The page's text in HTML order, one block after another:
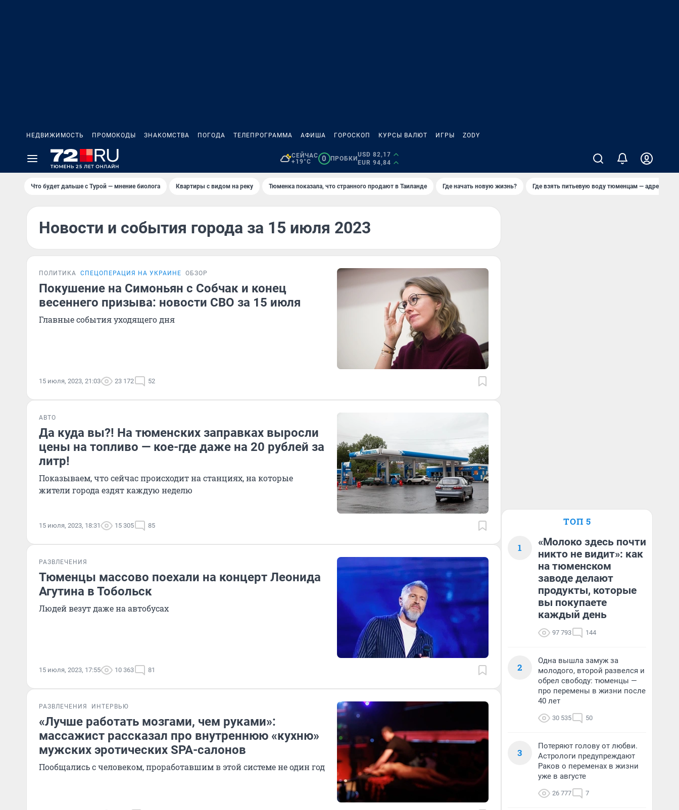
НЕДВИЖИМОСТЬ ПРОМОКОДЫ ЗНАКОМСТВА ПОГОДА ТЕЛЕПРОГРАММА АФИША ГОРОСКОП КУРСЫ ВАЛЮТ ИГРЫ ZODY
СЕЙЧАС
+19°C
0 ПРОБКИ
USD 82,17
EUR 94,84
Что будет дальше с Турой — мнение биолога Квартиры с видом на реку Тюменка показала, что странного продают в Таиланде Где начать новую жизнь? Где взять питьевую воду тюменцам — адреса
Новости и события города за 15 июля 2023
ПОЛИТИКА СПЕЦОПЕРАЦИЯ НА УКРАИНЕ ОБЗОР
Покушение на Симоньян с Собчак и конец
весеннего призыва: новости СВО за 15 июля
Главные события уходящего дня
15 июля, 2023, 21:03 23 172 52
АВТО
Да куда вы?! На тюменских заправках выросли
цены на топливо — кое-где даже на 20 рублей за
литр!
Показываем, что сейчас происходит на станциях, на которые
жители города ездят каждую неделю
15 июля, 2023, 18:31 15 305 85
РАЗВЛЕЧЕНИЯ
Тюменцы массово поехали на концерт Леонида
Агутина в Тобольск
Людей везут даже на автобусах
15 июля, 2023, 17:55 10 363 81
РАЗВЛЕЧЕНИЯ ИНТЕРВЬЮ
«Лучше работать мозгами, чем руками»:
массажист рассказал про внутреннюю «кухню»
мужских эротических SPA-салонов
Пообщались с человеком, проработавшим в этой системе не один год
ТОП 5
1
«Молоко здесь почти
никто не видит»: как
на тюменском
заводе делают
продукты, которые
вы покупаете
каждый день
97 793 144
2
Одна вышла замуж за
молодого, второй развелся и
обрел свободу: тюменцы —
про перемены в жизни после
40 лет
30 535 50
3
Потеряют голову от любви.
Астрологи предупреждают
Раков о переменах в жизни
уже в августе
26 777 7